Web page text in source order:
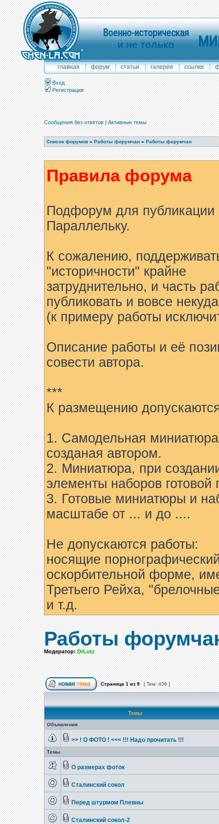
Военно-историческая
и не только
главная форум статьи галерея ссылки
Вход
Регистрация
Сообщения без ответов|Активные темы
Список форумов » Работы форумчан » Работы форумчан
Правила форума
Подфорум для
Параллельку.
К сожалению,
"историчности" крайне
затруднительно, и часть
публиковать и вовсе
(к примеру работы
Описание работы и её
совести автора.
***
К размещению
1. Самодельная
созданая автором.
2. Миниатюра, при
элементы наборов готовой
3. Готовые миниатюры и
масштабе от ... и до ....
Не допускаются работы:
носящие
оскорбительной форме,
Третьего Рейха,
и т.д.
Работы
Модератор:DrLutz
Страница1из9 [ Тем: 436 ]
Темы
Объявления
>> ! О ФОТО ! <<< !!! Надо прочитать !!!
Темы
О размерах фоток
Сталинский сокол
Перед штурмом Плевны
Сталинский сокол-2